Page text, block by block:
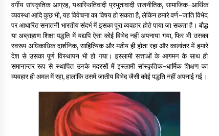
वर्गीय सांस्कृतिक आग्रह, यथास्थितिवादी प्रभुतावादी राजनीतिक, सामाजिक-आर्थिक
व्यवस्था आदि कुछ भी, यह विवेचना का विषय हो सकता है, लेकिन हमारे वर्ण-जाति विभेद
पर आधारित सनातनी भारतीय संदर्भ में इसका पूरा व्यवहार होते पाया जा सकता है। बौद्ध
या अब्राह्मण शिक्षा पद्धति में यद्यपि ऐसा कोई विभेद नहीं अपनाया गया, फिर भी उसका
स्वरूप अधिकाधिक दार्शनिक, साहित्यिक और मठीय ही होता रहा और कालांतर में हमारे
देश से उसका पूर्ण विस्थापन भी हो गया। इस्लामी सत्ताओं के आगमन के साथ ही
समानान्तर रूप से स्थापित उनके मदरसों में इस्लामी सांस्कृतिक-धार्मिक शिक्षण का
व्यवहार ही अमल में रहा, हालांकि उसमें जातीय विभेद जैसी कोई पद्धति नहीं अपनाई गई।